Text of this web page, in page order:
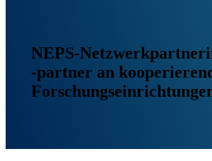
NEPS-
-partner an